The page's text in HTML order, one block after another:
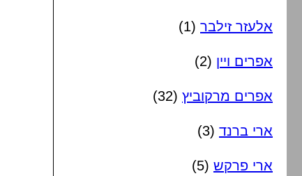
אלעזר זילבר (1)
אפרים ויין (2)
אפרים מרקוביץ (32)
ארי ברנד (3)
ארי פרקש (5)